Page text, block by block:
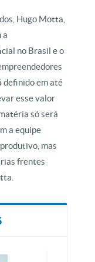
Hugo Motta,
a
no Brasil e o
definido em até
esse valor
só será
a equipe
mas
frentes